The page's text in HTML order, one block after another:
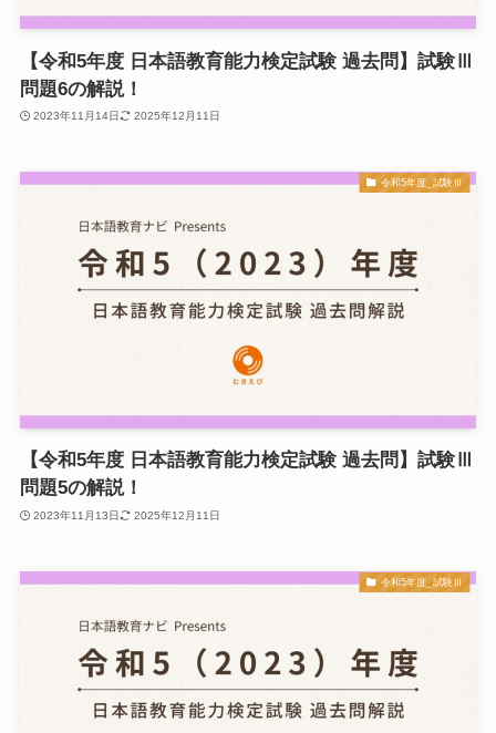
【令和5年度 日本語教育能力検定試験 過去問】試験Ⅲ
問題6の解説！
2023年11月14日 2025年12月11日
令和5年度_試験Ⅲ
【令和5年度 日本語教育能力検定試験 過去問】試験Ⅲ
問題5の解説！
2023年11月13日 2025年12月11日
令和5年度_試験Ⅲ